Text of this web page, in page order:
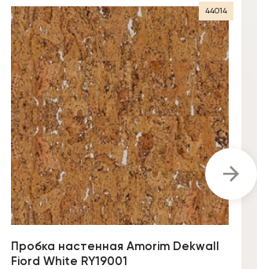
44014
Пробка настенная Amorim Dekwall
Fiord White RY19001